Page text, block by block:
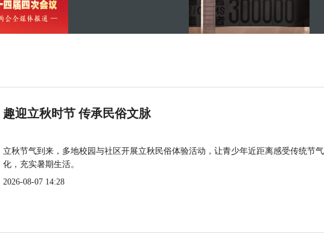
趣迎立秋时节 传承民俗文脉
立秋节气到来，多地校园与社区开展立秋民俗体验活动，让青少年近距离感受传统节
化，充实暑期生活。
2026-08-07 14:28